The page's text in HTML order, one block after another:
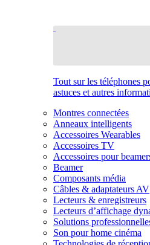
Tout sur les téléphones
astuces et autres
Montres connectées
Anneaux intelligents
Accessoires Wearables
Accessoires TV
Accessoires pour
Beamer
Composants média
Câbles & adaptateurs AV
Lecteurs & enregistreurs
Lecteurs d’affichage
Solutions
Son pour home cinéma